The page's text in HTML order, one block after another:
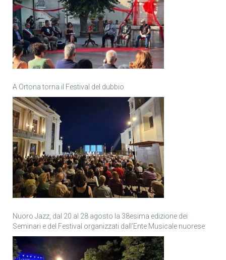
A Ortona torna il Festival del dubbio
Nuoro Jazz, dal 20 al 28 agosto la 38esima edizione dei
Seminari e del Festival organizzati dall’Ente Musicale nuorese